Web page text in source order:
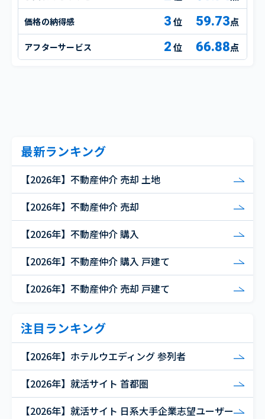
価格の納得感 3 59.73点
アフターサービス 2 66.88点
最新ランキング
【2026年】不動産仲介 売却 土地
【2026年】不動産仲介 売却
【2026年】不動産仲介 購入
【2026年】不動産仲介 購入 戸建て
【2026年】不動産仲介 売却 戸建て
注目ランキング
【2026年】ホテルウエディング 参列者
【2026年】就活サイト 首都圏
【2026年】就活サイト 日系大手企業志望ユーザー